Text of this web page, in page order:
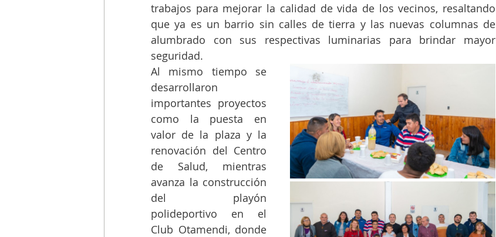
trabajos para mejorar la calidad de vida de los vecinos, resaltando
que ya es un barrio sin calles de tierra y las nuevas columnas de
alumbrado con sus respectivas luminarias para brindar mayor
seguridad.
Al mismo tiempo se
desarrollaron
importantes proyectos
como la puesta en
valor de la plaza y la
renovación del Centro
de Salud, mientras
avanza la construcción
del playón
polideportivo en el
Club Otamendi, donde